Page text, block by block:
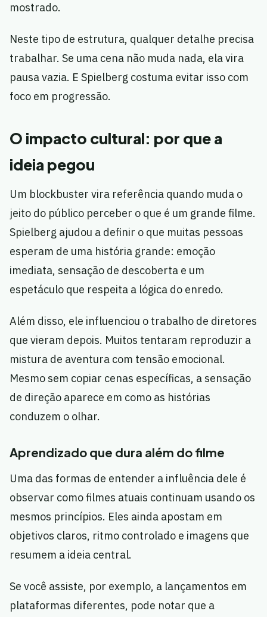
mostrado.
Neste tipo de estrutura, qualquer detalhe precisa
trabalhar. Se uma cena não muda nada, ela vira
pausa vazia. E Spielberg costuma evitar isso com
foco em progressão.
O impacto cultural: por que a
ideia pegou
Um blockbuster vira referência quando muda o
jeito do público perceber o que é um grande filme.
Spielberg ajudou a definir o que muitas pessoas
esperam de uma história grande: emoção
imediata, sensação de descoberta e um
espetáculo que respeita a lógica do enredo.
Além disso, ele influenciou o trabalho de diretores
que vieram depois. Muitos tentaram reproduzir a
mistura de aventura com tensão emocional.
Mesmo sem copiar cenas específicas, a sensação
de direção aparece em como as histórias
conduzem o olhar.
Aprendizado que dura além do filme
Uma das formas de entender a influência dele é
observar como filmes atuais continuam usando os
mesmos princípios. Eles ainda apostam em
objetivos claros, ritmo controlado e imagens que
resumem a ideia central.
Se você assiste, por exemplo, a lançamentos em
plataformas diferentes, pode notar que a